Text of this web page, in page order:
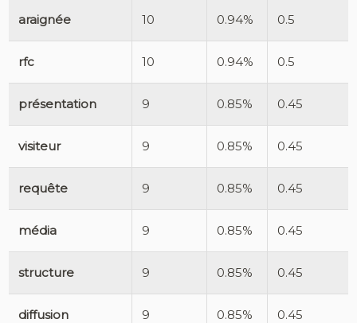
araignée 10 0.94% 0.5
rfc 10 0.94% 0.5
présentation 9 0.85% 0.45
visiteur 9 0.85% 0.45
requête 9 0.85% 0.45
média 9 0.85% 0.45
structure 9 0.85% 0.45
diffusion 9 0.85% 0.45